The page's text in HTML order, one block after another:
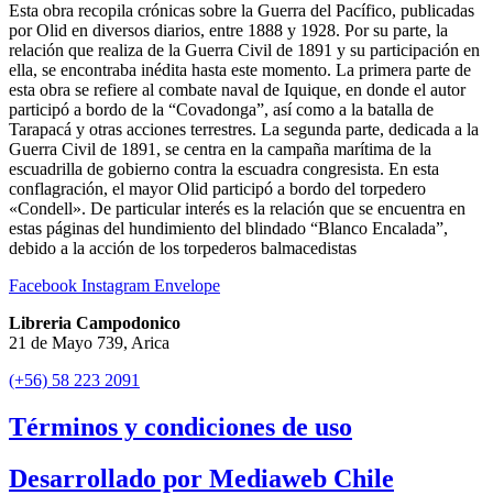
Esta obra recopila crónicas sobre la Guerra del Pacífico, publicadas
por Olid en diversos diarios, entre 1888 y 1928. Por su parte, la
relación que realiza de la Guerra Civil de 1891 y su participación en
ella, se encontraba inédita hasta este momento. La primera parte de
esta obra se refiere al combate naval de Iquique, en donde el autor
participó a bordo de la “Covadonga”, así como a la batalla de
Tarapacá y otras acciones terrestres. La segunda parte, dedicada a la
Guerra Civil de 1891, se centra en la campaña marítima de la
escuadrilla de gobierno contra la escuadra congresista. En esta
conflagración, el mayor Olid participó a bordo del torpedero
«Condell». De particular interés es la relación que se encuentra en
estas páginas del hundimiento del blindado “Blanco Encalada”,
debido a la acción de los torpederos balmacedistas
Facebook Instagram Envelope
Libreria Campodonico
21 de Mayo 739, Arica
(+56) 58 223 2091
Términos y condiciones de uso
Desarrollado por Mediaweb Chile